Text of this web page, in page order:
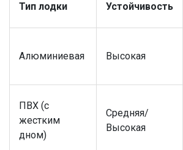
Тип лодки Устойчивость
Алюминиевая Высокая
ПВХ (с
жестким
дном)
Средняя/
Высокая